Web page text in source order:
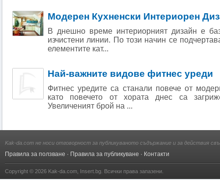
Модерен Кухненски Интериорен
В днешно време интериорният дизайн е
изчистени линии. По този начин се
елементите кат...
Най-важните видове фитнес уреди
Фитнес уредите са станали повече от
като повечето от хoрата днес са
Увеличеният брой на ...
Kak-da.com не носи отговорност за публикуваното съдържание и за действия
Правила за ползване · Правила за публикуване · Контакти
Copyright © 2026 Kak-da.com Insert.bg . Всички права запазени.